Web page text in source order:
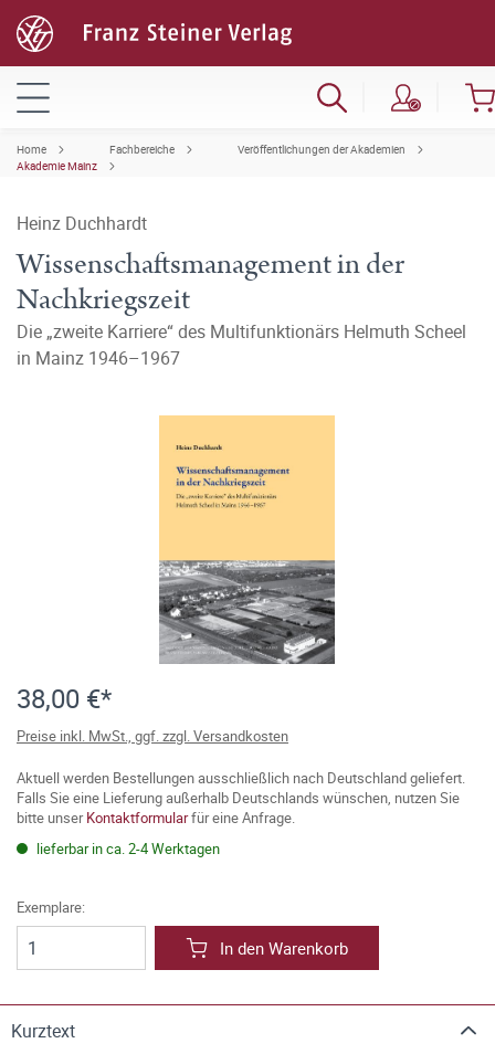
Home Fachbereiche
Veröffentlichungen der Akademien
Akademie Mainz
Heinz Duchhardt
Wissenschaftsmanagement in der
Nachkriegszeit
Die „zweite Karriere“ des Multifunktionärs Helmuth Scheel
in Mainz 1946–1967
38,00 €*
Preise inkl. MwSt., ggf. zzgl. Versandkosten
Aktuell werden Bestellungen ausschließlich nach Deutschland geliefert.
Falls Sie eine Lieferung außerhalb Deutschlands wünschen, nutzen Sie
bitte unserKontaktformularfür eine Anfrage.
lieferbar in ca. 2-4 Werktagen
Exemplare:
In den Warenkorb
Kurztext